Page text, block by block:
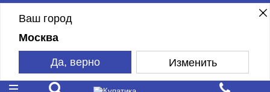
Ваш город
Москва
Да, верно Изменить